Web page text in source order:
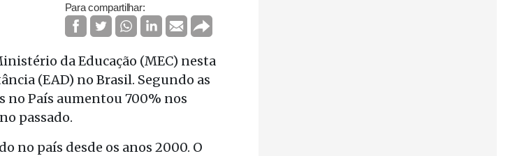
Para compartilhar:
da Educação (MEC) nesta
(EAD) no Brasil. Segundo as
no País aumentou 700% nos
passado.
no país desde os anos 2000. O